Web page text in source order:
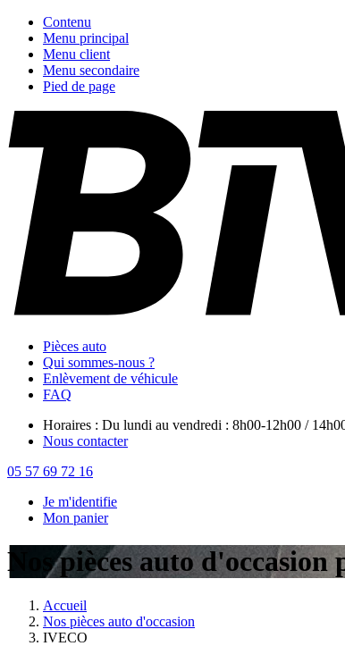
Contenu
Menu principal
Menu client
Menu secondaire
Pied de page
Pièces auto
Qui sommes-nous ?
Enlèvement de véhicule
FAQ
Horaires : Du lundi au vendredi : 8h00-12h00 /
Nous contacter
05 57 69 72 16
Je m'identifie
Mon panier
Nos pièces auto
Accueil
Nos pièces auto d'occasion
IVECO